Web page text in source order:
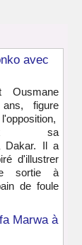
avec
Ousmane
figure
sa
Dakar. Il a
d'illustrer
sortie à
de foule
Marwa à